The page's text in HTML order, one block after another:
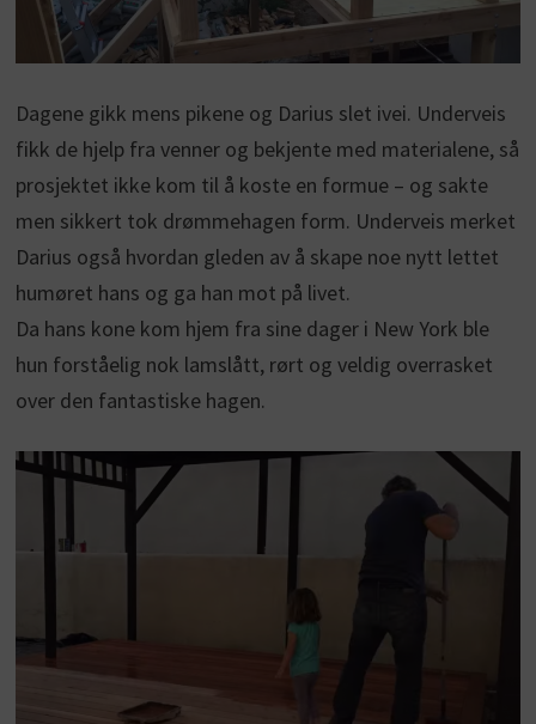
Dagene gikk mens pikene og Darius slet ivei. Underveis
fikk de hjelp fra venner og bekjente med materialene, så
prosjektet ikke kom til å koste en formue – og sakte
men sikkert tok drømmehagen form. Underveis merket
Darius også hvordan gleden av å skape noe nytt lettet
humøret hans og ga han mot på livet.
Da hans kone kom hjem fra sine dager i New York ble
hun forståelig nok lamslått, rørt og veldig overrasket
over den fantastiske hagen.